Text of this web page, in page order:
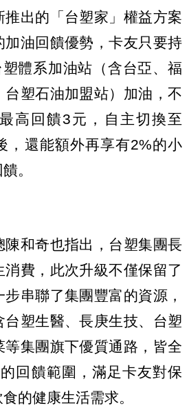
推出的「台塑家」權益方案
加油回饋優勢，卡友只要持
體系加油站（含台亞、福
塑石油加盟站）加油，不
高回饋3元，自主切換至
，還能額外再享有2%的小
。
陳和奇也指出，台塑集團長
費，此次升級不僅保留了
串聯了集團豐富的資源，
台塑生醫、長庚生技、台塑
等集團旗下優質通路，皆全
回饋範圍，滿足卡友對保
的健康生活需求。